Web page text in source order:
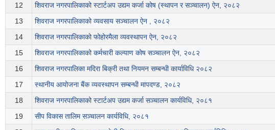
12
शिवराज नगरपालिकाको स्टार्टअप उद्यम कर्जा कोष (स्थापन र सञ्चालन) ऐन, २०८२
13
शिवराज नगरपालिकाको व्यवसाय सञ्चालन ऐन , २०८२
14
शिवराज नगरपालिकाको फोहोरमैला व्यवस्थापन ऐन, २०८२
15
शिवराज नगरपालिकाको कर्मचारी कल्याण कोष सञ्चालन ऐन, २०८२
16
शिवराज नगरपालिका मदिरा बिक्री तथा नियमन सम्बन्धी कार्याविधि २०८२
17
स्थानीय आयोजना बैंक व्यवस्थापन सम्बन्धी मापदण्ड, २०८२
18
शिवराज नगरपालिकाको स्टार्टअप उद्यम कर्जा सञ्चालन कार्यविधि, २०८१
19
सीप विकास तालिम सञ्चालन कार्यविधि, २०८१